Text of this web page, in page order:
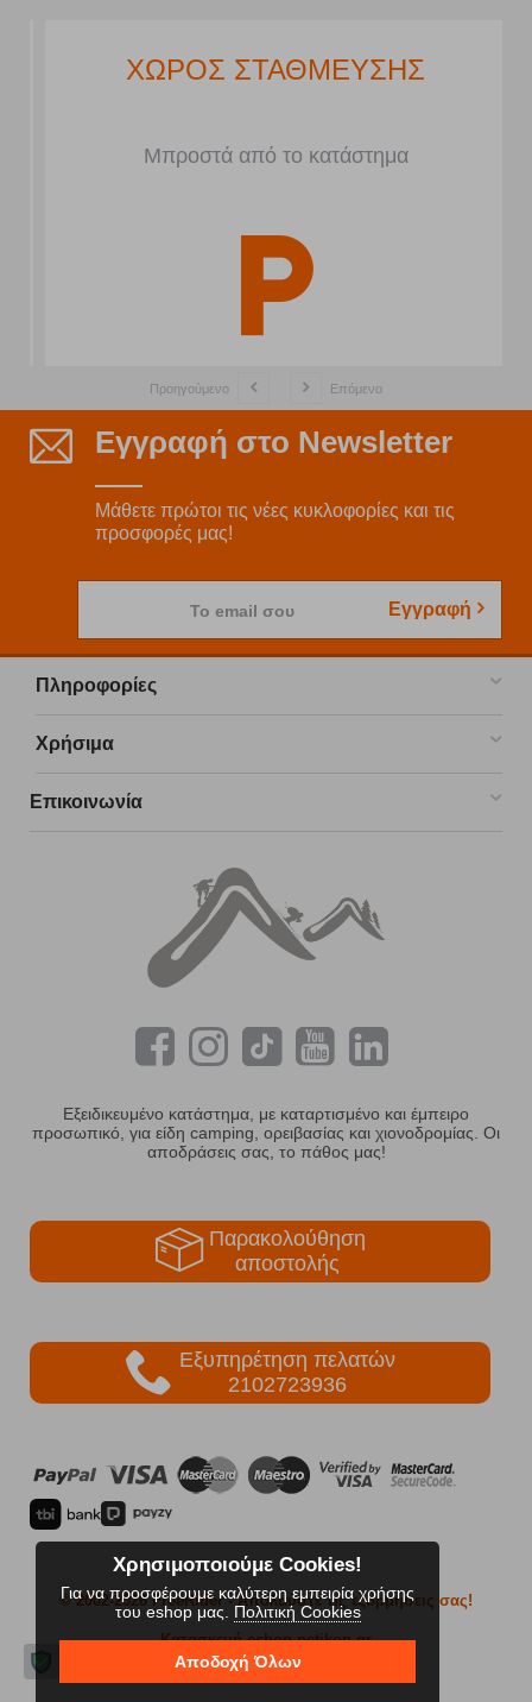
ΧΩΡΟΣ ΣΤΑΘΜΕΥΣΗΣ
Μπροστά από το κατάστημα
Προηγούμενο Επόμενο
Εγγραφή στο Newsletter
Μάθετε πρώτοι τις νέες κυκλοφορίες και τις
προσφορές μας!
Το email σου Εγγραφή
Πληροφορίες
Χρήσιμα
Επικοινωνία
Εξειδικευμένο κατάστημα, με καταρτισμένο και έμπειρο
προσωπικό, για είδη camping, ορειβασίας και χιονοδρομίας. Οι
αποδράσεις σας, το πάθος μας!
Παρακολούθηση
αποστολής
Εξυπηρέτηση πελατών
2102723936
© 2002-2026 FreeRider- Απολαύστε τις εξορμήσεις σας!
Κατασκευή eshop netikon.gr
Χρησιμοποιούμε Cookies!
Για να προσφέρουμε καλύτερη εμπειρία χρήσης
του eshop μας. Πολιτική Cookies
Αποδοχή Όλων